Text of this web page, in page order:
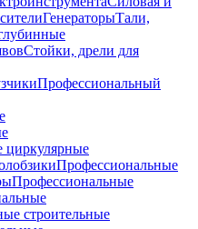
ГенераторыТали,
Стойки, дрели для
Профессиональный
циркулярные
Профессиональные
Профессиональные
строительные